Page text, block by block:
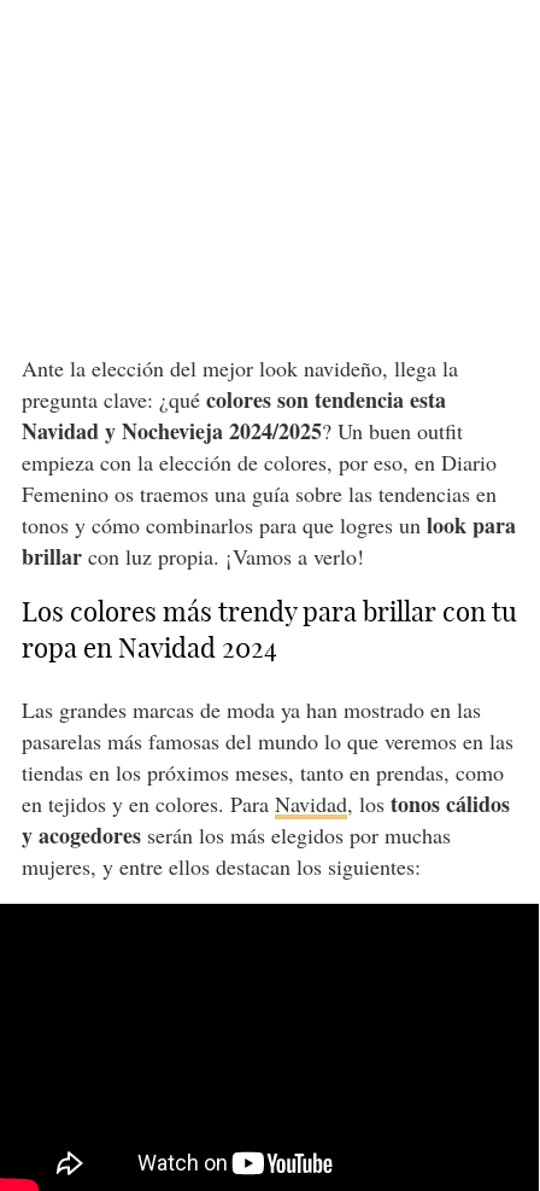
Ante la elección del mejor look navideño, llega la
pregunta clave: ¿qué colores son tendencia esta
Navidad y Nochevieja 2024/2025? Un buen outfit
empieza con la elección de colores, por eso, en Diario
Femenino os traemos una guía sobre las tendencias en
tonos y cómo combinarlos para que logres un look para
brillarcon luz propia. ¡Vamos a verlo!
Los colores más trendy para brillar con tu
ropa en Navidad 2024
Las grandes marcas de moda ya han mostrado en las
pasarelas más famosas del mundo lo que veremos en las
tiendas en los próximos meses, tanto en prendas, como
en tejidos y en colores. Para Navidad, los tonos cálidos
y acogedoresserán los más elegidos por muchas
mujeres, y entre ellos destacan los siguientes: